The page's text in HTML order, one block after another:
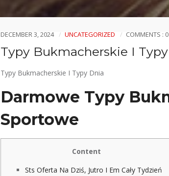
DECEMBER 3, 2024 UNCATEGORIZED COMMENTS : 0
Typy Bukmacherskie I
Typy Bukmacherskie I Typy Dnia
Darmowe Typy
Sportowe
Content
Sts Oferta Na Dziś, Jutro I Em Cały Tydzień